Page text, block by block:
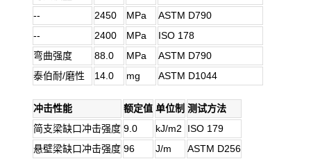
--
2450 MPa
ASTM D790
--
2400 MPa
ISO 178
弯曲强度
88.0 MPa
ASTM D790
泰伯耐/磨性
14.0 mg ASTM D1044
冲击性能 额定值 单位制 测试方法
简支梁缺口冲击强度 9.0 kJ/m2
ISO 179
悬壁梁缺口冲击强度 96 J/m ASTM D256